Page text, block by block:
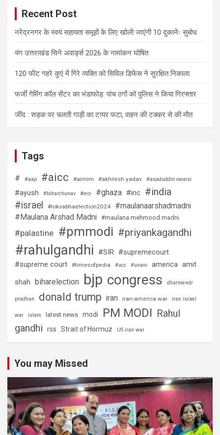
Recent Post
नरेंद्रनगर के स्वयं सहायता समूहों के लिए खोली जाएंगी 10 दुकानेंः सुबोध
यंग उत्तराखंड सिने अवार्ड्स 2026 के नामांकन घोषित
120 फीट गहरे कुएं में गिरे व्यक्ति को सिविल डिफेंस ने सुरक्षित निकाला
फर्जी गेमिंग कॉल सेंटर का भंडाफोड़: पांच ठगों को पुलिस ने किया गिरफ्तार
जींद : सड़क पर चलती गाड़ी का टायर फटा, वाहन की टक्कर से की मौत
Tags
# #aap #aicc #aimim #akhilesh yadav #asaduddin owaisi
#ayush #biharchunav #eci #ghaza #inc #india
#israel #loksabhaelection2024
#maulanaarshadmadni
#Maulana Arshad Madni
#maulana mehmood madni
#palastine #pmmodi #priyankagandhi
#rahulgandhi #SIR #supremecourt
#supreme court
#timesofpedia #ucc #unani america amit
shah
biharelection bjp congress dharmendr
pradhan donald trump iran iran-america war iran israel
war islam latest news modi PM MODI Rahul
gandhi
rss Strait of Hormuz US iran war
You may Missed